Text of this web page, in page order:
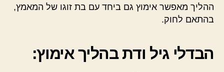
ההליך מאפשר אימוץ גם ביחד עם בת זוגו של המאמץ,
בהתאם לחוק.
הבדלי גיל ודת בהליך אימוץ: